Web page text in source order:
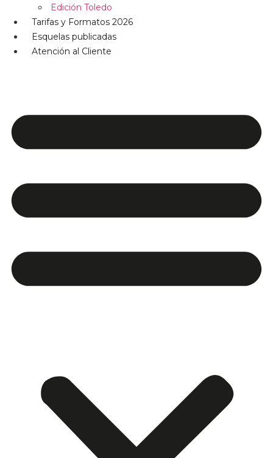
Edición Toledo
Tarifas y Formatos 2026
Esquelas publicadas
Atención al Cliente